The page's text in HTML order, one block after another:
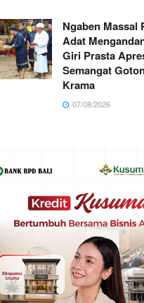
Ngaben Massal
Adat
Giri Prasta
Semangat
Krama
07/08/2026